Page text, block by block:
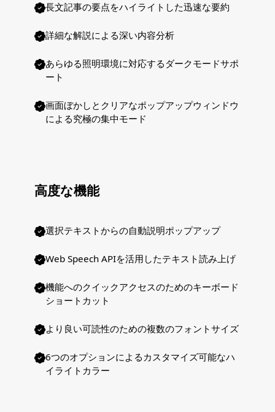
長文記事の要点をハイライトした迅速な要約
詳細な解説による深い内容分析
あらゆる照明環境に対応するダークモードサポ
ート
画面ぼかしとクリアなポップアップウィンドウ
による究極の集中モード
高度な機能
選択テキストからの自動説明ポップアップ
Web Speech APIを活用したテキスト読み上げ
機能へのクイックアクセスのためのキーボード
ショートカット
より良い可読性のための複数のフォントサイズ
6つのオプションによるカスタマイズ可能なハ
イライトカラー